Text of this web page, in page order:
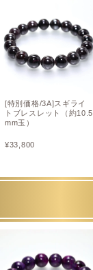
[特別価格/3A]スギライ
トブレスレット（約10.5
mm玉）
¥33,800